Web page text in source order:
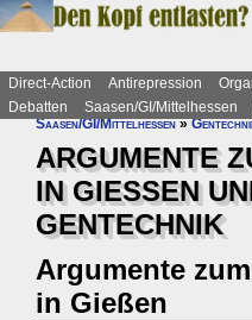
Direct-Action Antirepression
Debatten
Saasen/GI/Mittelhessen
Saasen/GI/Mittelhessen»
ARGUMENTE
IN GIESSEN
GENTECHNIK
Argumente
in Gießen